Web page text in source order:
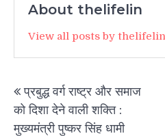
About thelifelin
View all posts by
navigation
प्रबुद्ध वर्ग राष्ट्र और समाज
को दिशा देने वाली शक्ति :
मुख्यमंत्री पुष्कर सिंह धामी